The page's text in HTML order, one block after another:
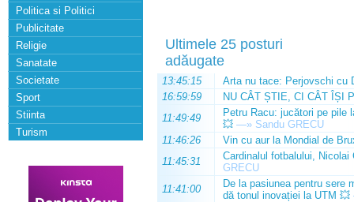
Politica si Politici
Publicitate
Religie
Sanatate
Societate
Sport
Stiinta
Turism
Ultimele 25 posturi
adăugate
13:45:15
Arta nu tace: Perjovschi cu
16:59:59
NU CÂT ȘTIE, CI CÂT ÎȘI
11:49:49
Petru Racu: jucători pe pile
💥 —» Sandu GRECU
11:46:26
Vin cu aur la Mondial de
11:45:31
Cardinalul fotbalului,
GRECU
11:41:00
De la pasiunea pentru sere
dă tonul inovației la UTM 💥